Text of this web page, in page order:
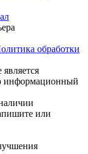
обработки
информационный
или